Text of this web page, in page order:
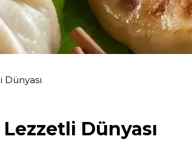
Dünyası
Lezzetli Dünyası